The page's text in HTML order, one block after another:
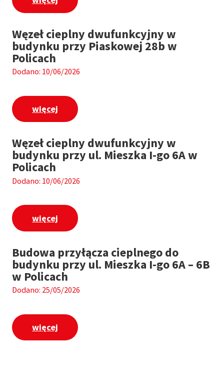
Węzeł cieplny dwufunkcyjny w
budynku przy Piaskowej 28b w
Policach
Dodano: 10/06/2026
więcej
Węzeł cieplny dwufunkcyjny w
budynku przy ul. Mieszka I-go 6A w
Policach
Dodano: 10/06/2026
więcej
Budowa przyłącza cieplnego do
budynku przy ul. Mieszka I-go 6A – 6B
w Policach
Dodano: 25/05/2026
więcej